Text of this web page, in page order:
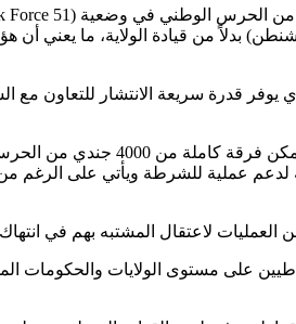
بدلاً من قيادة الولاية، ما يعني
الشمالي، والذي يوفر قدرة سريعة
ورغم أن مهمتهم في حماية
على مستوى الولايات والحكومات